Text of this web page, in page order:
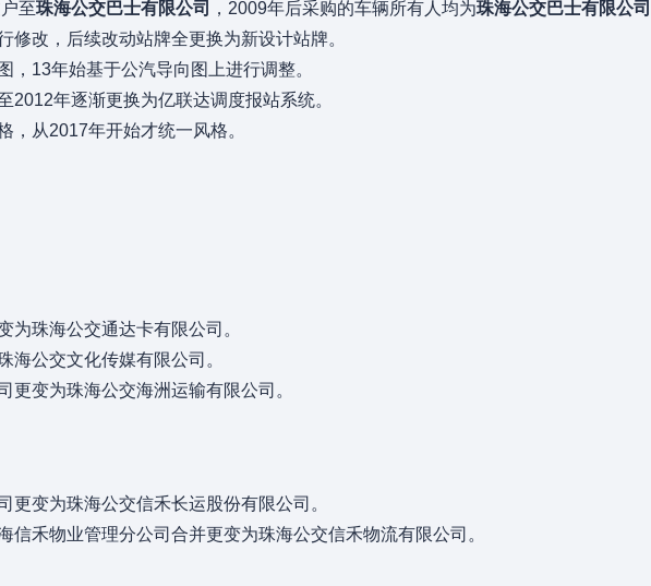
至珠海公交巴士有限公司 ，2009年后采购的车辆所有人均为珠海公交巴士有限公司
修改，后续改动站牌全更换为新设计站牌。
，13年始基于公汽导向图上进行调整。
2012年逐渐更换为亿联达调度报站系统。
，从2017年开始才统一风格。
为珠海公交通达卡有限公司。
海公交文化传媒有限公司。
更变为珠海公交海洲运输有限公司。
更变为珠海公交信禾长运股份有限公司。
信禾物业管理分公司合并更变为珠海公交信禾物流有限公司。